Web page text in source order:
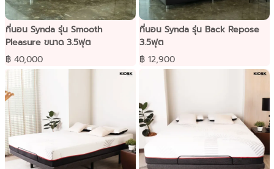
ที่นอน Synda รุ่น Smooth
Pleasure ขนาด 3.5ฟุต
฿ 40,000
ที่นอน Synda รุ่น Back Repose
3.5ฟุต
฿ 12,900